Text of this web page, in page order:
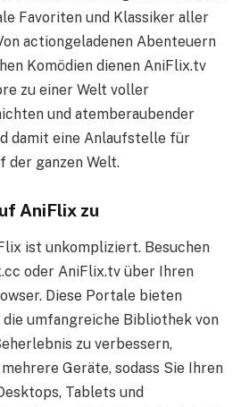
Favoriten und Klassiker aller
actiongeladenen Abenteuern
Komödien dienen AniFlix.tv
zu einer Welt voller
und atemberaubender
damit eine Anlaufstelle für
der ganzen Welt.
AniFlix zu
ist unkompliziert. Besuchen
oder AniFlix.tv über Ihren
Diese Portale bieten
umfangreiche Bibliothek von
zu verbessern,
Geräte, sodass Sie Ihren
Tablets und